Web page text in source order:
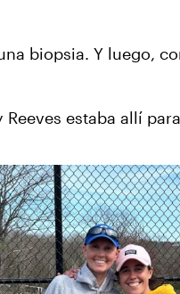
biopsia. Y luego,
estaba allí